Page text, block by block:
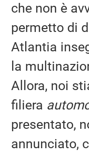
che non è
permetto di
Atlantia
la
Allora, noi
filiera
presentato,
annunciato,